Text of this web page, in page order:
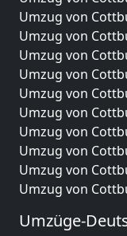
Umzug von
Umzug von
Umzug von
Umzug von
Umzug von
Umzug von
Umzug von
Umzug von
Umzug von
Umzug von
Umzüge-